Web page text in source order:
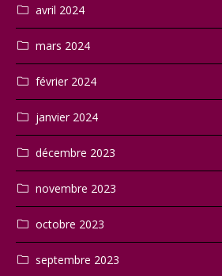
avril 2024
mars 2024
février 2024
janvier 2024
décembre 2023
novembre 2023
octobre 2023
septembre 2023